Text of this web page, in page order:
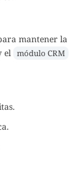
mantener la
el módulo CRM